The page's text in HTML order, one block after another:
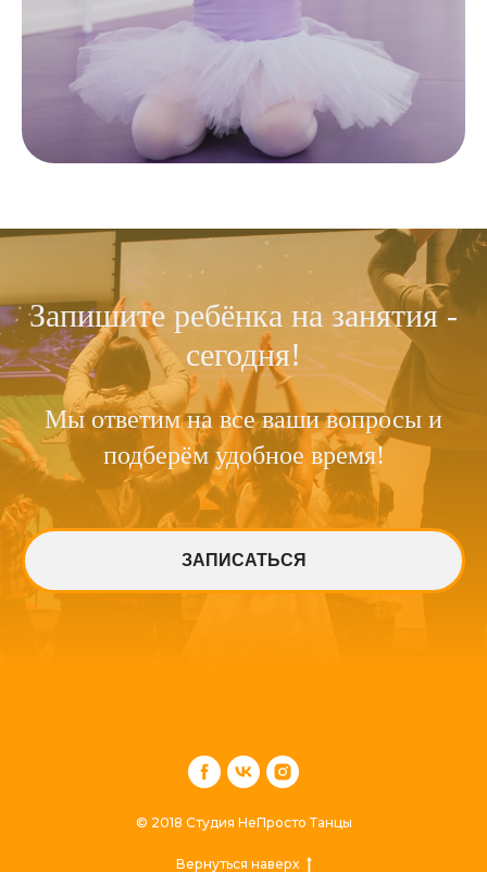
Запишите ребёнка на занятия -
сегодня!
Мы ответим на все ваши вопросы и
подберём удобное время!
ЗАПИСАТЬСЯ
© 2018 Студия НеПросто Танцы
Вернуться наверх